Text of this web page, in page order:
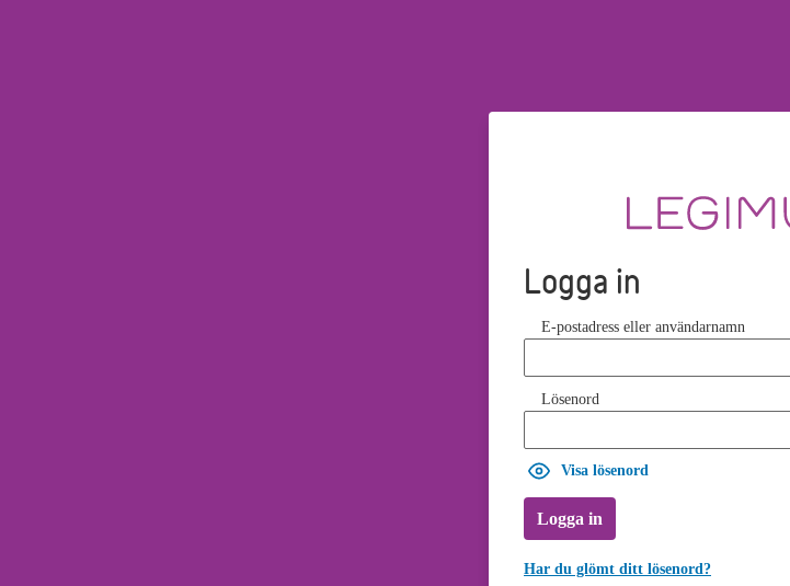
Logga in
E-postadress eller användarnamn
Lösenord
Visa lösenord
Logga in
Har du glömt ditt lösenord?